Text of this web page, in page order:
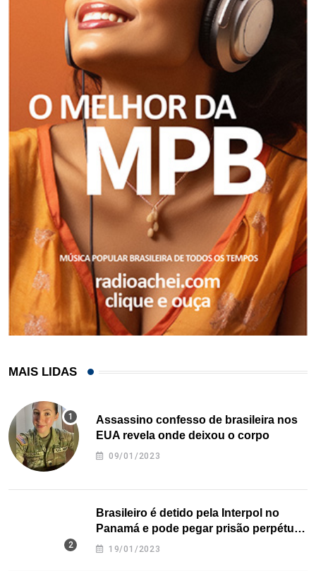
MAIS LIDAS
Assassino confesso de brasileira nos
EUA revela onde deixou o corpo
09/01/2023
Brasileiro é detido pela Interpol no
Panamá e pode pegar prisão perpétua
nos EUA
19/01/2023